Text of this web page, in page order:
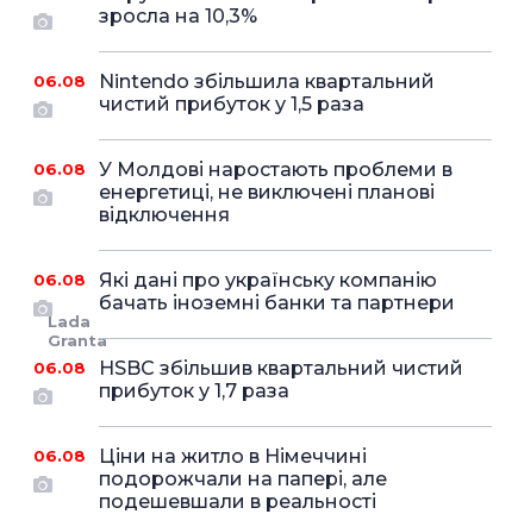
Lada
Granta
зросла на 10,3%
06.08
Nintendo збільшила квартальний
чистий прибуток у 1,5 раза
06.08
У Молдові наростають проблеми в
енергетиці, не виключені планові
відключення
06.08
Які дані про українську компанію
бачать іноземні банки та партнери
06.08
HSBC збільшив квартальний чистий
прибуток у 1,7 раза
06.08
Ціни на житло в Німеччині
подорожчали на папері, але
подешевшали в реальності